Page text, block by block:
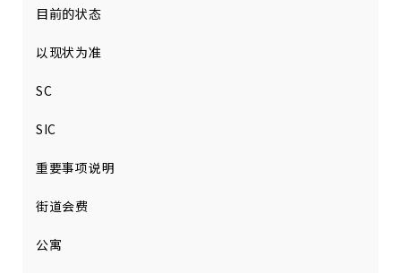
目前的状态
以现状为准
SC
SIC
重要事项说明
街道会费
公寓